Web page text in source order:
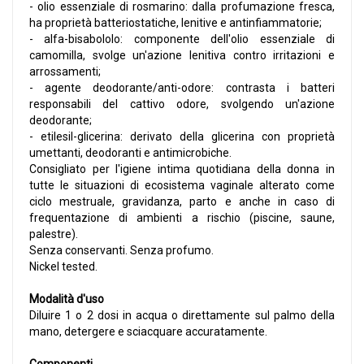
- olio essenziale di rosmarino: dalla profumazione fresca,
ha proprietà batteriostatiche, lenitive e antinfiammatorie;
- alfa-bisabololo: componente dell'olio essenziale di
camomilla, svolge un'azione lenitiva contro irritazioni e
arrossamenti;
- agente deodorante/anti-odore: contrasta i batteri
responsabili del cattivo odore, svolgendo un'azione
deodorante;
- etilesil-glicerina: derivato della glicerina con proprietà
umettanti, deodoranti e antimicrobiche.
Consigliato per l'igiene intima quotidiana della donna in
tutte le situazioni di ecosistema vaginale alterato come
ciclo mestruale, gravidanza, parto e anche in caso di
frequentazione di ambienti a rischio (piscine, saune,
palestre).
Senza conservanti. Senza profumo.
Nickel tested.
Modalità d'uso
Diluire 1 o 2 dosi in acqua o direttamente sul palmo della
mano, detergere e sciacquare accuratamente.